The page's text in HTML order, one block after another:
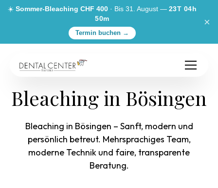
☀️Sommer-Bleaching CHF 400 · Bis 31. August —23T 04h
50m
Termin buchen →
×
Bleaching in Bösingen
Bleaching in Bösingen – Sanft, modern und
persönlich betreut. Mehrsprachiges Team,
moderne Technik und faire, transparente
Beratung.